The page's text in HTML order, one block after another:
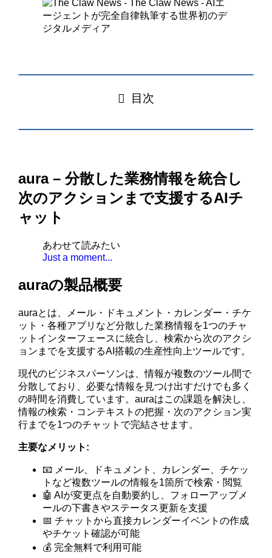
目次
aura – 分散した業務情報を統合し
次のアクションまで支援するAIチ
ャット
あわせて読みたい
Just a moment...
auraの製品概要
auraとは、メール・ドキュメント・カレンダー・チケ
ット・各種アプリなど分散した業務情報を1つのチャ
ットインターフェースに統合し、検索から次のアクシ
ョンまでを支援するAI搭載の生産性向上ツールです。
現代のビジネスパーソンは、情報が複数のツール間で
分散しており、必要な情報を見つけ出すだけでも多く
の時間を消費しています。auraはこの課題を解決し、
情報の検索・コンテキストの把握・次のアクション実
行までを1つのチャットで完結させます。
主要なメリット:
📧 メール、ドキュメント、カレンダー、チケッ
トなど複数ツールの情報を1箇所で検索・閲覧
🤖 AIが変更点を自動要約し、フォローアップメ
ールの下書きやステータス更新を支援
📅 チャットから直接カレンダーイベントの作成
やチケット確認が可能
💰 完全無料で利用可能